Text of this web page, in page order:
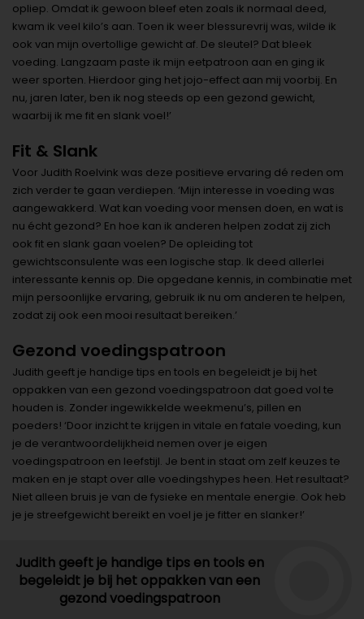
opliep. Omdat ik gewoon bleef eten zoals ik normaal deed,
kwam ik veel kilo’s aan. Toen ik weer blessurevrij was, wilde ik
ook van mijn overtollige gewicht af. De sleutel? Dat bleek
voeding. Langzaam paste ik mijn eetpatroon aan en ging ik
weer sporten. Hierdoor ging het jojo-effect aan mij voorbij. En
nu, jaren later, ben ik nog steeds op een gezond gewicht,
waarbij ik me fit en slank voel!’
Fit & Slank
Voor Judith Roelvink was deze positieve ervaring dé reden om
zich verder te gaan verdiepen. ‘Mijn interesse in voeding was
aangewakkerd. Wat kan voeding voor mensen doen, en wat is
nu écht gezond? En hoe kan ik anderen helpen zodat zij zich
ook fit en slank gaan voelen? De opleiding tot
gewichtsconsulente was een logische stap. Ik deed allerlei
interessante kennis op. Die opgedane kennis, in combinatie met
mijn persoonlijke ervaring, gebruik ik nu om anderen te helpen,
zodat zij ook een mooi resultaat bereiken.’
Gezond voedingspatroon
Judith geeft je handige tips en tools en begeleidt je bij het
oppakken van een gezond voedingspatroon dat goed vol te
houden is. Zonder ingewikkelde weekmenu’s, pillen en
poeders! ‘Door inzicht te krijgen in vitale en fatale voeding, kun
je de verantwoordelijkheid nemen over je eigen
voedingspatroon en leefstijl. Je bent in staat om zelf keuzes te
maken en je stapt over alle voedingshypes heen. Het resultaat?
Niet alleen bruis je van de fysieke en mentale energie. Ook heb
je je streefgewicht bereikt en voel je je fitter en slanker!’
Judith geeft je handige tips en tools en
begeleidt je bij het oppakken van een
gezond voedingspatroon